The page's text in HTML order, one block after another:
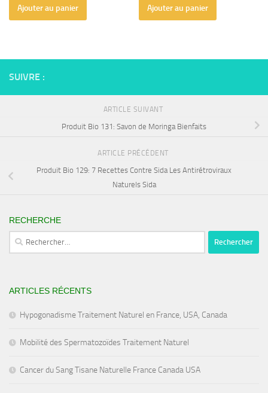
Ajouter au panier Ajouter au panier
SUIVRE :
ARTICLE SUIVANT
Produit Bio 131: Savon de Moringa Bienfaits
ARTICLE PRÉCÉDENT
Produit Bio 129: 7 Recettes Contre Sida Les Antirétroviraux
Naturels Sida
RECHERCHE
Rechercher :
ARTICLES RÉCENTS
Hypogonadisme Traitement Naturel en France, USA, Canada
Mobilité des Spermatozoïdes Traitement Naturel
Cancer du Sang Tisane Naturelle France Canada USA